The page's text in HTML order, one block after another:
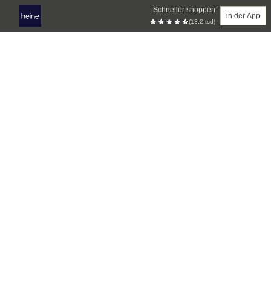
Schneller shoppen
(13.2 tsd)
in der App